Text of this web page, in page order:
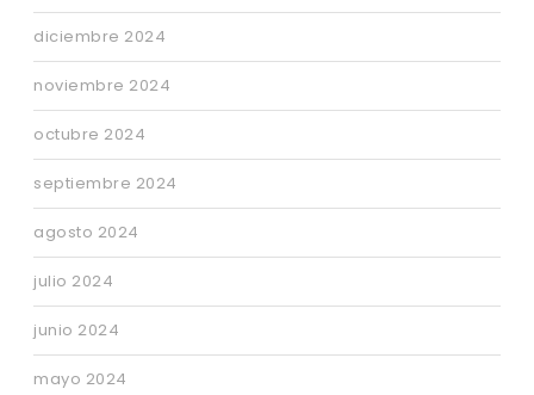
diciembre 2024
noviembre 2024
octubre 2024
septiembre 2024
agosto 2024
julio 2024
junio 2024
mayo 2024